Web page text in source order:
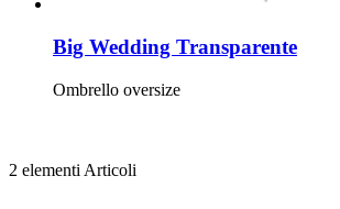
Big Wedding Transparente
Ombrello oversize
2 elementi Articoli